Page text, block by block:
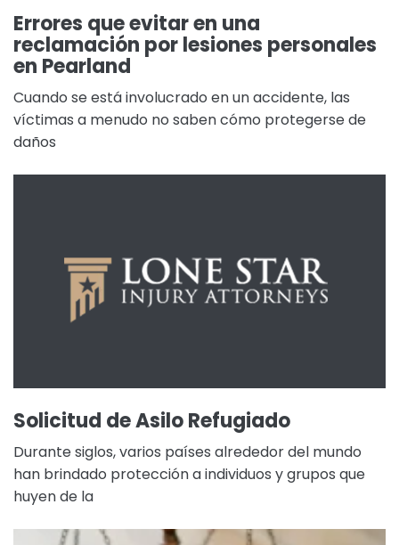
Errores que evitar en una
reclamación por lesiones personales
en Pearland
Cuando se está involucrado en un accidente, las
víctimas a menudo no saben cómo protegerse de
daños
Solicitud de Asilo Refugiado
Durante siglos, varios países alrededor del mundo
han brindado protección a individuos y grupos que
huyen de la